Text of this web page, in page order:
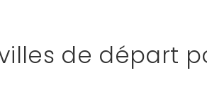
de départ